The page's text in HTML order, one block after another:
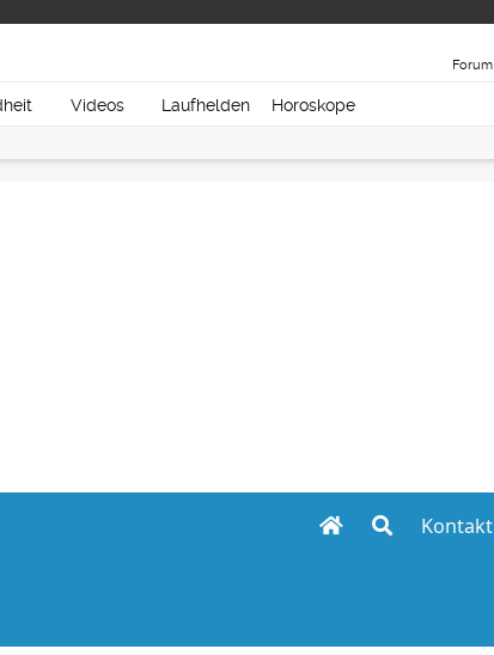
Forum
Videos Laufhelden Horoskope
Kontakt